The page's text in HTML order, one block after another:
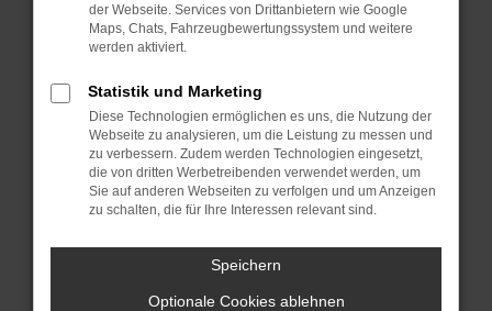
Starte dein Gerät neu.
Das kann manchmal helfen, vorübergehende
Stelle sicher, dass dein Browser und dein
Betriebssystem auf dem neuesten Stand
sind.
Veraltete Software birgt nicht nur ein
Sicherheitsrisiko, sondern kann auch dazu
führen, dass bestimmte Funktionen nicht mehr
Wende dich an den Webseitenbetreiber.
Wenn du alle oben genannten Schritte versucht
der Webseite. Services von Drittanbietern wie Google
Maps, Chats, Fahrzeugbewertungssystem und weitere
werden aktiviert.
Statistik und Marketing
Diese Technologien ermöglichen es uns, die Nutzung der
Webseite zu analysieren, um die Leistung zu messen und
zu verbessern. Zudem werden Technologien eingesetzt,
die von dritten Werbetreibenden verwendet werden, um
Sie auf anderen Webseiten zu verfolgen und um Anzeigen
zu schalten, die für Ihre Interessen relevant sind.
Speichern
Optionale Cookies ablehnen